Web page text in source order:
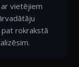
vietējiem
pat rokrakstā